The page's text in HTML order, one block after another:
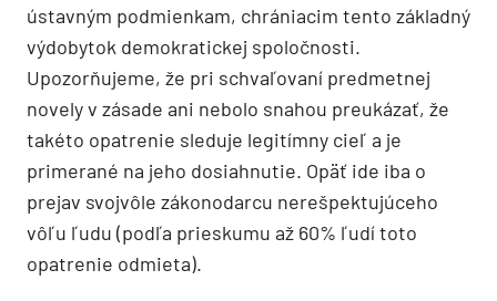
ústavným podmienkam, chrániacim tento základný
výdobytok demokratickej spoločnosti.
Upozorňujeme, že pri schvaľovaní predmetnej
novely v zásade ani nebolo snahou preukázať, že
takéto opatrenie sleduje legitímny cieľ a je
primerané na jeho dosiahnutie. Opäť ide iba o
prejav svojvôle zákonodarcu nerešpektujúceho
vôľu ľudu (podľa prieskumu až 60% ľudí toto
opatrenie odmieta).